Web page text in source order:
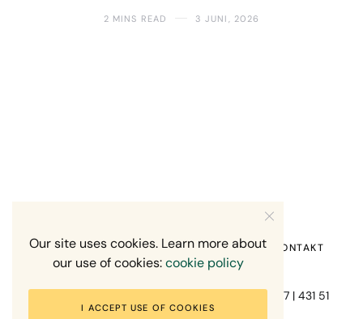
2 MINS READ 3 JUNI, 2026
Fotograf Mikael Svensson | Gundefjällsgatan 407 | 431 51
Mölndal | +46-70-7671863
HEM OM MIG RECENSION OM MIG KONTAKT
Our site uses cookies. Learn more about
our use of cookies:cookie policy
I ACCEPT USE OF COOKIES